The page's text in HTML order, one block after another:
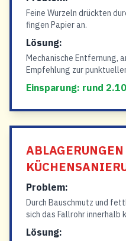
Feine Wurzeln drückten
fingen Papier an.
Lösung:
Mechanische Entfernung,
Empfehlung zur
Einsparung: rund
Problem:
Durch Bauschmutz und
sich das Fallrohr innerhalb
Lösung: